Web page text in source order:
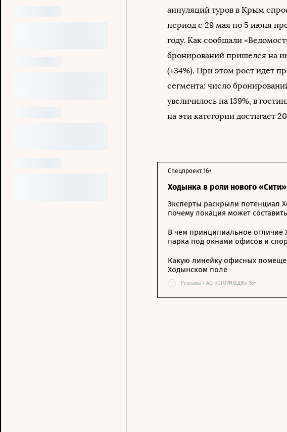
аннуляций туров в Крым
период с 29 мая по 5 июня
году. Как сообщали
бронирований пришелся на
(+34%). При этом рост идет
сегмента: число
увеличилось на 139%, в
на эти категории достигает
Ходынка в роли нового «Сити»
Спецпроект 16+
Эксперты раскрыли потенциал
почему локация может
В чем принципиальное
парка под окнами офисов и
Какую линейку офисных
Ходынском поле
i Реклама / АО «СТОУНХЕДЖ» 16+